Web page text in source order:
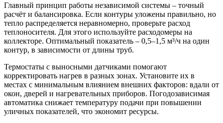
Главный принцип работы независимой системы – точный
расчёт и балансировка. Если контуры уложены правильно, но
тепло распределяется неравномерно, проверьте расход
теплоносителя. Для этого используйте расходомеры на
коллекторе. Оптимальный показатель – 0,5–1,5 м³/ч на один
контур, в зависимости от длины труб.
Термостаты с выносными датчиками помогают
корректировать нагрев в разных зонах. Установите их в
местах с минимальным влиянием внешних факторов: вдали от
окон, дверей и нагревательных приборов. Погодозависимая
автоматика снижает температуру подачи при повышении
уличных показателей, что экономит ресурсы.